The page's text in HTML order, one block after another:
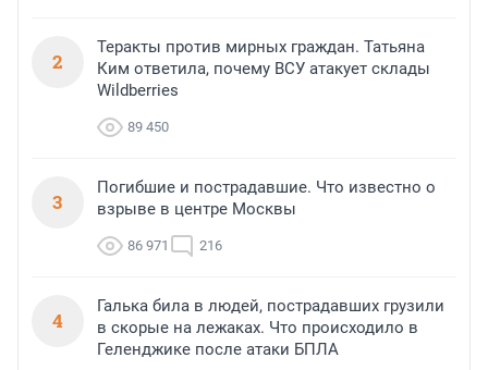
2
Теракты против мирных граждан. Татьяна
Ким ответила, почему ВСУ атакует склады
Wildberries
89 450
3
Погибшие и пострадавшие. Что известно о
взрыве в центре Москвы
86 971 216
4
Галька била в людей, пострадавших грузили
в скорые на лежаках. Что происходило в
Геленджике после атаки БПЛА